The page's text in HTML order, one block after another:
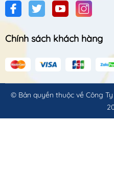
Chính sách khách hàng
© Bản quyền thuộc về Công